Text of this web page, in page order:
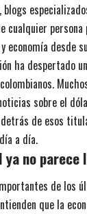
cualquier persona
economía desde
ha despertado
sobre el
de esos
a día.
no parece
de los
que la